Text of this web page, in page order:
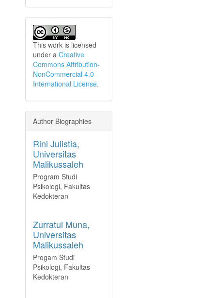
This work is licensed
under aCreative
Commons Attribution-
NonCommercial 4.0
International License.
Author Biographies
Rini Julistia,
Universitas
Malikussaleh
Program Studi
Psikologi, Fakultas
Kedokteran
Zurratul Muna,
Universitas
Malikussaleh
Progam Studi
Psikologi, Fakultas
Kedokteran